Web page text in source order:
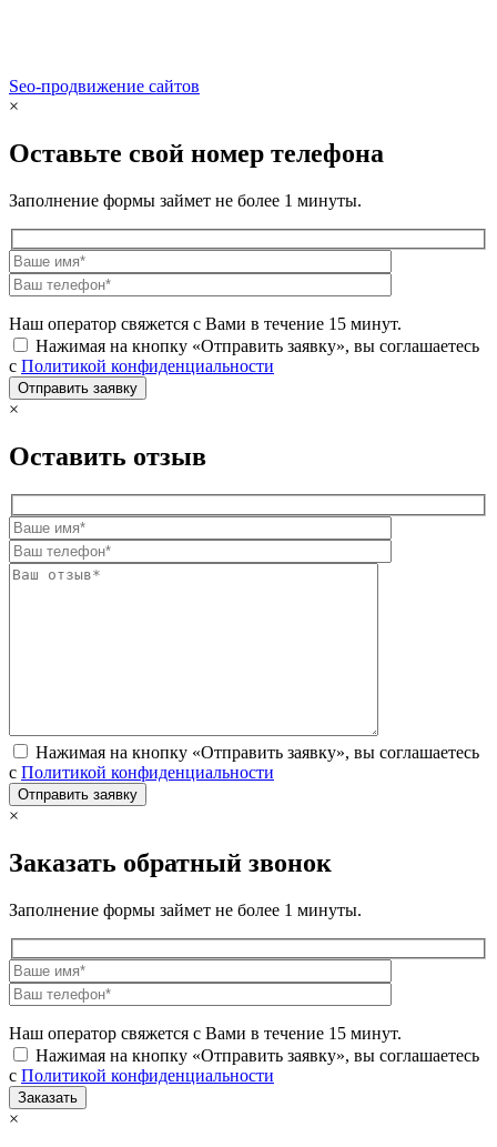
Seo-продвижение сайтов
×
Оставьте свой номер телефона
Заполнение формы займет не более 1 минуты.
Наш оператор свяжется с Вами в течение 15 минут.
Нажимая на кнопку «Отправить заявку», вы соглашаетесь
с Политикой конфиденциальности
×
Оставить отзыв
Нажимая на кнопку «Отправить заявку», вы соглашаетесь
с Политикой конфиденциальности
×
Заказать обратный звонок
Заполнение формы займет не более 1 минуты.
Наш оператор свяжется с Вами в течение 15 минут.
Нажимая на кнопку «Отправить заявку», вы соглашаетесь
с Политикой конфиденциальности
×